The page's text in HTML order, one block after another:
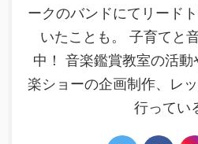
ークのバンドにてリード
いたことも。 子育てと
中！ 音楽鑑賞教室の活
楽ショーの企画制作、レ
行ってい